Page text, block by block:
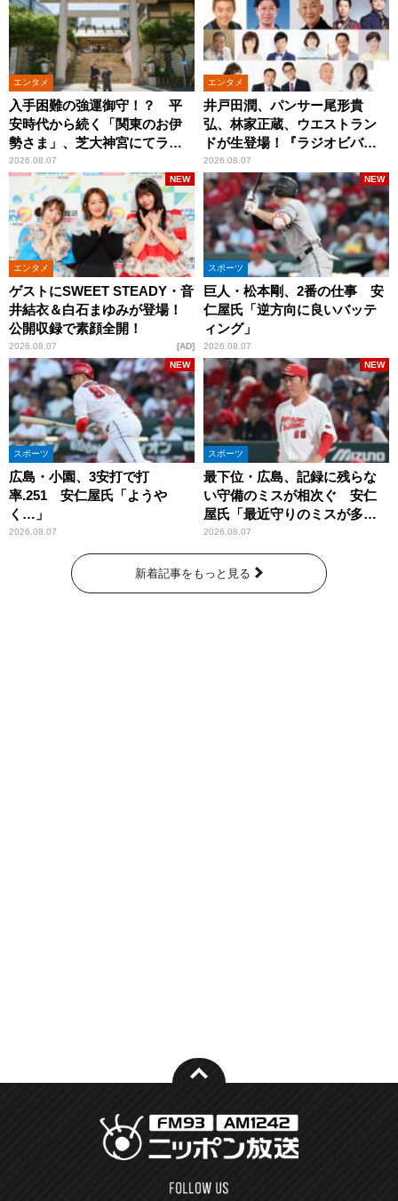
エンタメ
入手困難の強運御守！？ 平
安時代から続く「関東のお伊
勢さま」、芝大神宮にてラン
パンプスが合格祈願！
2026.08.07
エンタメ
井戸田潤、パンサー尾形貴
弘、林家正蔵、ウエストラン
ドが生登場！『ラジオビバリ
ー昼ズ』
2026.08.07
エンタメ
ゲストにSWEET STEADY・音
井結衣＆白石まゆみが登場！
公開収録で素顔全開！
2026.08.07
NEW
AD
スポーツ
巨人・松本剛、2番の仕事 安
仁屋氏「逆方向に良いバッテ
ィング」
2026.08.07
NEW
スポーツ
広島・小園、3安打で打
率.251 安仁屋氏「ようや
く…」
2026.08.07
NEW
スポーツ
最下位・広島、記録に残らな
い守備のミスが相次ぐ 安仁
屋氏「最近守りのミスが多
い」
2026.08.07
NEW
新着記事をもっと見る